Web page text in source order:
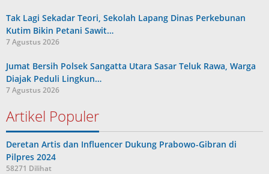
Tak Lagi Sekadar Teori, Sekolah Lapang Dinas Perkebunan
Kutim Bikin Petani Sawit…
7 Agustus 2026
Jumat Bersih Polsek Sangatta Utara Sasar Teluk Rawa, Warga
Diajak Peduli Lingkun…
7 Agustus 2026
Artikel Populer
Deretan Artis dan Influencer Dukung Prabowo-Gibran di
Pilpres 2024
58271 Dilihat